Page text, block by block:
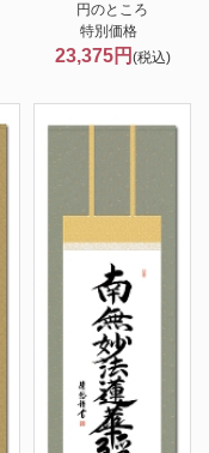
円のところ
特別価格
23,375円 (税込)